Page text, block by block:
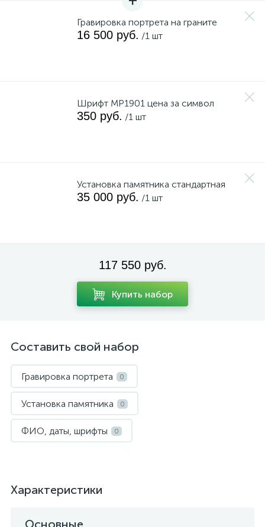
Гравировка портрета на граните
16 500 руб. /1 шт
Шрифт MP1901 цена за символ
350 руб. /1 шт
Установка памятника стандартная
35 000 руб. /1 шт
117 550 руб.
Купить набор
Составить свой набор
Гравировка портрета 0
Установка памятника 0
ФИО, даты, шрифты 0
Характеристики
Основные